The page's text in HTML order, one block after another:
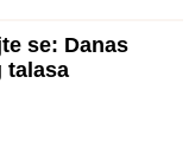
se: Danas
talasa